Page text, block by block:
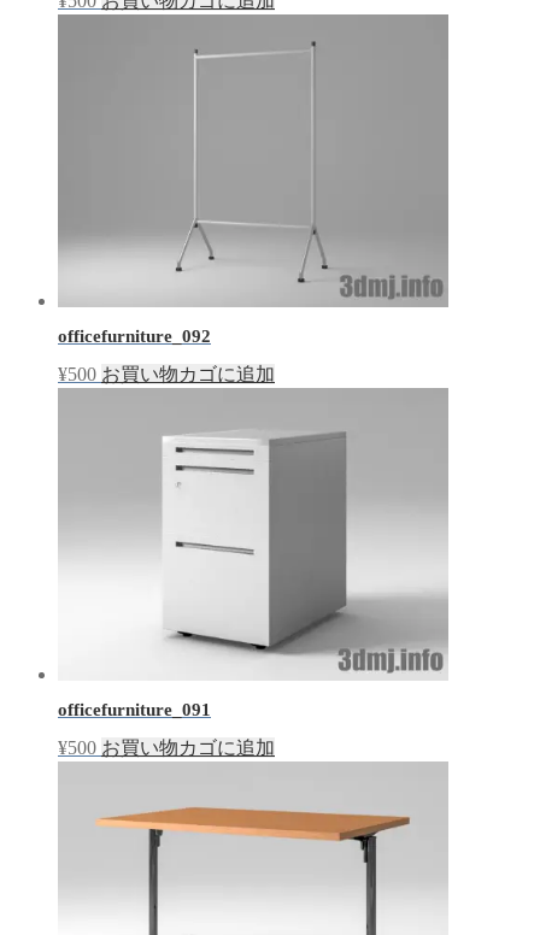
officefurniture_092
¥500 お買い物カゴに追加
officefurniture_091
¥500 お買い物カゴに追加